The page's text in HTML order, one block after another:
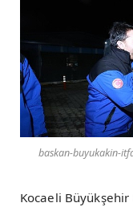
baskan-buyukakin-
Kocaeli Büyükşehir